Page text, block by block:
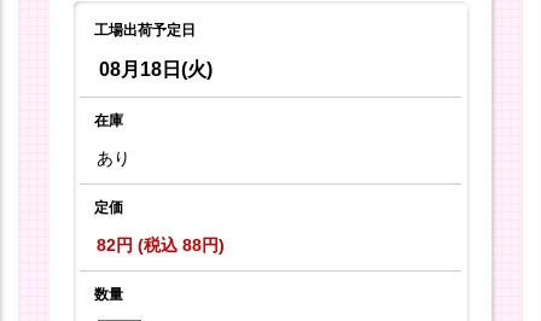
工場出荷予定日
08月18日(火)
在庫
あり
定価
82円 (税込 88円)
数量